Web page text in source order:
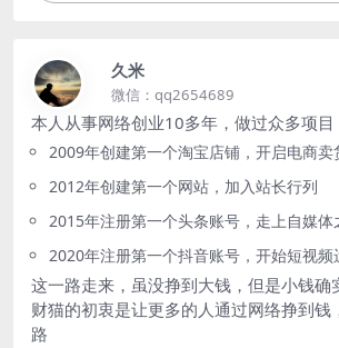
久米
微信：qq2654689
本人从事网络创业10多年，做过众多项目
2009年创建第一个淘宝店铺，开启电商卖
2012年创建第一个网站，加入站长行列
2015年注册第一个头条账号，走上自媒体
2020年注册第一个抖音账号，开始短视频
这一路走来，虽没挣到大钱，但是小钱确
财猫的初衷是让更多的人通过网络挣到钱
路